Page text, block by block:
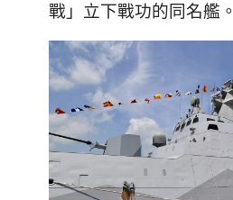
戰」立下戰功的同名艦。